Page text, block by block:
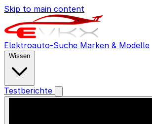
Skip to main content
Elektroauto-Suche Marken & Modelle
Wissen
Testberichte